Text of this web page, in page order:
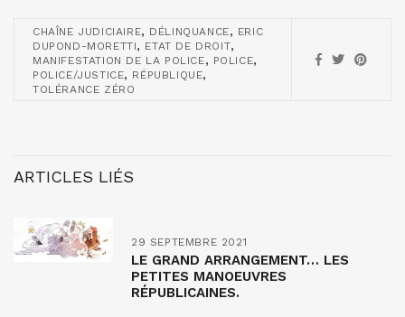
CHAÎNE JUDICIAIRE, DÉLINQUANCE, ERIC
DUPOND-MORETTI, ETAT DE DROIT,
MANIFESTATION DE LA POLICE, POLICE,
POLICE/JUSTICE, RÉPUBLIQUE,
TOLÉRANCE ZÉRO
ARTICLES LIÉS
29 SEPTEMBRE 2021
LE GRAND ARRANGEMENT… LES
PETITES MANOEUVRES
RÉPUBLICAINES.